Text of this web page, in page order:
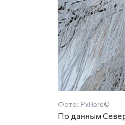
Фото: PxHere©
По данным